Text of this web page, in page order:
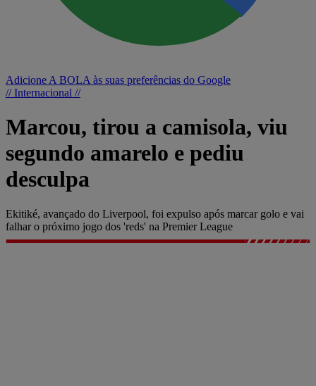
Adicione A BOLA às suas preferências do Google
// Internacional //
Marcou, tirou a camisola, viu
segundo amarelo e pediu
desculpa
Ekitiké, avançado do Liverpool, foi expulso após marcar golo e vai
falhar o próximo jogo dos 'reds' na Premier League